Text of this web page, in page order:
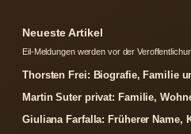
Neueste Artikel
Eil-Meldungen werden vor der
Thorsten Frei: Biografie, Familie
Martin Suter privat: Familie,
Giuliana Farfalla: Früherer Name,